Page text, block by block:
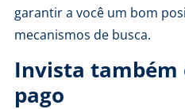
garantir a você um bom
mecanismos de busca.
Invista também
pago